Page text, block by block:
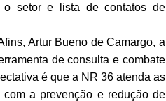
o setor e lista de contatos de
Artur Bueno de Camargo, a
de consulta e combate
é que a NR 36 atenda as
a prevenção e redução de